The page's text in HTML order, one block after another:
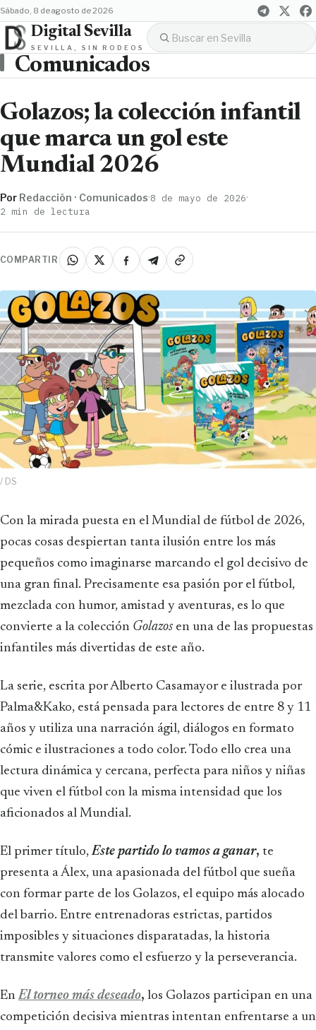
sábado, 8 de agosto de 2026
Digital Sevilla
SEVILLA, SIN RODEOS
Comunicados
Golazos; la colección infantil
que marca un gol este
Mundial 2026
Por Redacción · Comunicados·8 de mayo de 2026·
2 min de lectura
COMPARTIR
/ DS
Con la mirada puesta en el Mundial de fútbol de 2026,
pocas cosas despiertan tanta ilusión entre los más
pequeños como imaginarse marcando el gol decisivo de
una gran final. Precisamente esa pasión por el fútbol,
mezclada con humor, amistad y aventuras, es lo que
convierte a la colección Golazos en una de las propuestas
infantiles más divertidas de este año.
La serie, escrita por Alberto Casamayor e ilustrada por
Palma&Kako, está pensada para lectores de entre 8 y 11
años y utiliza una narración ágil, diálogos en formato
cómic e ilustraciones a todo color. Todo ello crea una
lectura dinámica y cercana, perfecta para niños y niñas
que viven el fútbol con la misma intensidad que los
aficionados al Mundial.
El primer título,Este partido lo vamos a ganar, te
presenta a Álex, una apasionada del fútbol que sueña
con formar parte de los Golazos, el equipo más alocado
del barrio. Entre entrenadoras estrictas, partidos
imposibles y situaciones disparatadas, la historia
transmite valores como el esfuerzo y la perseverancia.
En El torneo más deseado, los Golazos participan en una
competición decisiva mientras intentan enfrentarse a un